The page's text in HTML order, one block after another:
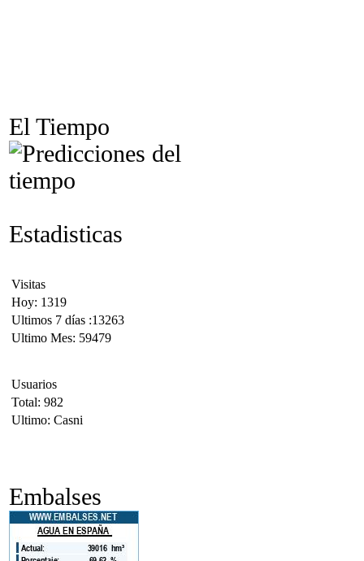
El Tiempo
Estadisticas
Visitas
Hoy: 1319
Ultimos 7 días :13263
Ultimo Mes: 59479
Usuarios
Total: 982
Ultimo: Casni
Embalses